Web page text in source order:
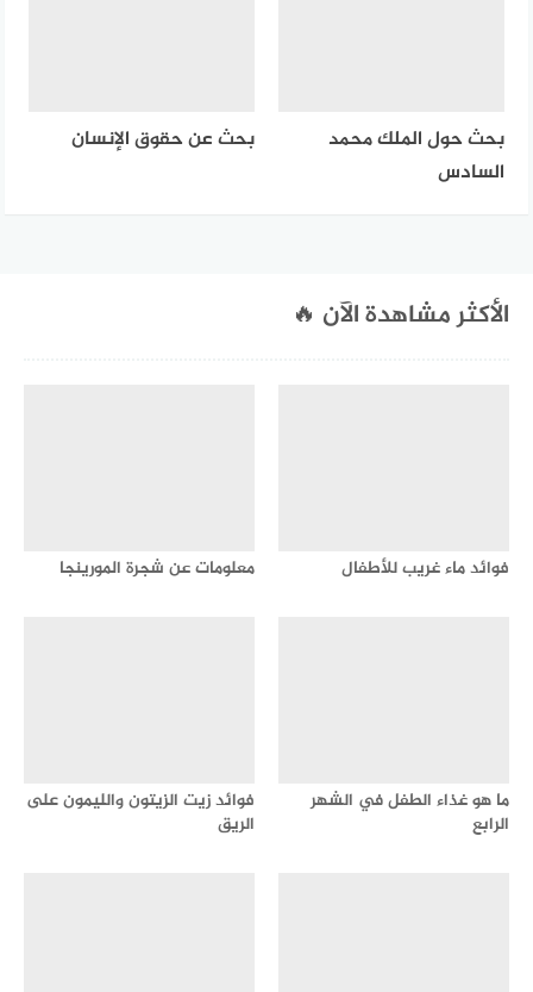
بحث حول الملك محمد
السادس
بحث عن حقوق الإنسان
الأكثر مشاهدة الآن 🔥
فوائد ماء غريب للأطفال معلومات عن شجرة المورينجا
ما هو غذاء الطفل في الشهر
الرابع
فوائد زيت الزيتون والليمون على
الريق